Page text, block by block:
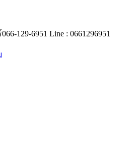
129-6951 Line : 0661296951